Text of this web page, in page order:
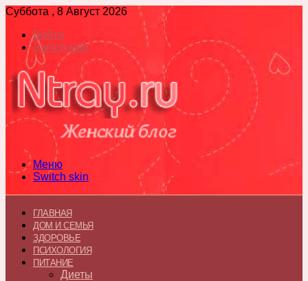
Суббота , 8 Август 2026
Войти
Switch skin
Меню
Switch skin
ГЛАВНАЯ
ДОМ И СЕМЬЯ
ЗДОРОВЬЕ
ПСИХОЛОГИЯ
ПИТАНИЕ
Диеты